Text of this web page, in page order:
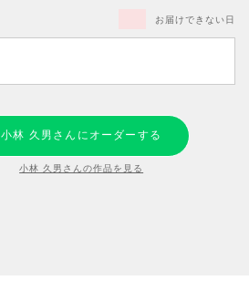
お届けできない日
小林 久男さんにオーダーする
小林 久男さんの作品を見る